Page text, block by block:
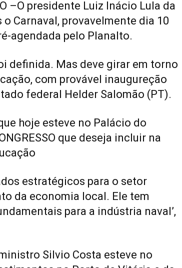
–O presidente Luiz Inácio Lula da
Carnaval, provavelmente dia 10
agendada pelo Planalto.
definida. Mas deve girar em torno
com provável inaugureção
federal Helder Salomão (PT).
hoje esteve no Palácio do
que deseja incluir na
estratégicos para o setor
da economia local. Ele tem
para a indústria naval’,
Silvio Costa esteve no